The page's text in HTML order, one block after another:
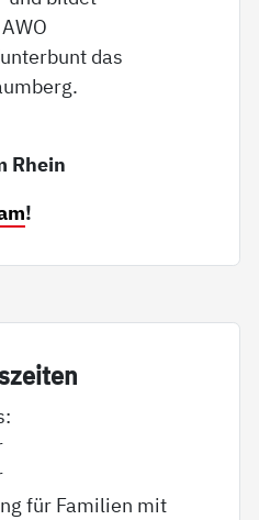
das
Rhein
!
für Familien mit